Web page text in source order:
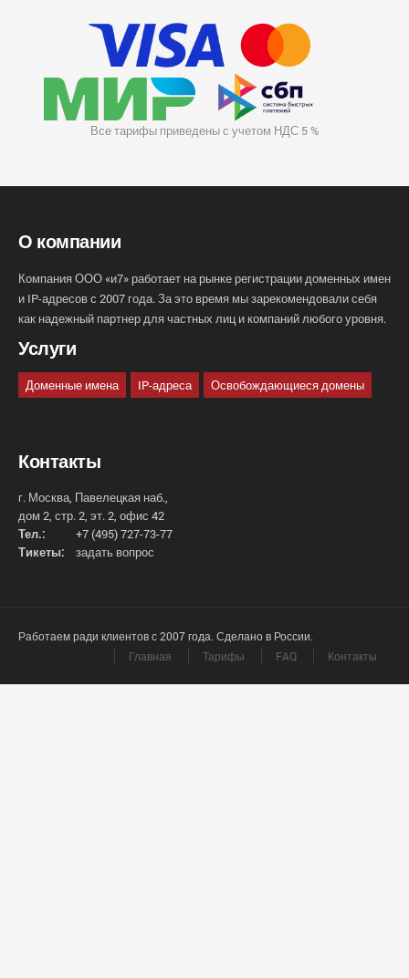
Все тарифы приведены с учетом НДС 5 %
О компании
Компания ООО «и7» работает на рынке регистрации доменных имен
и IP-адресов с 2007 года. За это время мы зарекомендовали себя
как надежный партнер для частных лиц и компаний любого уровня.
Услуги
Доменные имена IP-адреса Освобождающиеся домены
Контакты
г. Москва, Павелецкая наб.,
дом 2, стр. 2, эт. 2, офис 42
Тел.:
+7 (495) 727-73-77
Тикеты:
задать вопрос
Работаем ради клиентов с 2007 года. Сделано в России.
Главная
Тарифы FAQ Контакты